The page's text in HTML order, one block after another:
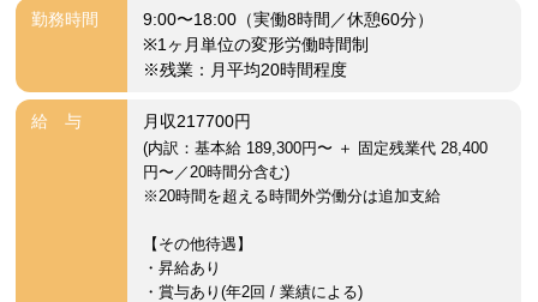
勤務時間
9:00〜18:00（実働8時間／休憩60分）
※1ヶ月単位の変形労働時間制
※残業：月平均20時間程度
給 与 月収217700円
(内訳：基本給 189,300円〜 ＋ 固定残業代 28,400
円〜／20時間分含む)
※20時間を超える時間外労働分は追加支給
【その他待遇】
・昇給あり
・賞与あり(年2回 / 業績による)